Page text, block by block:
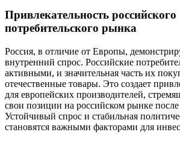
Привлекательность российского
потребительского рынка
Россия, в отличие от Европы,
внутренний спрос. Российские
активными, и значительная часть их
отечественные товары. Это создает
для европейских производителей,
свои позиции на российском рынке
Устойчивый спрос и стабильная
становятся важными факторами для